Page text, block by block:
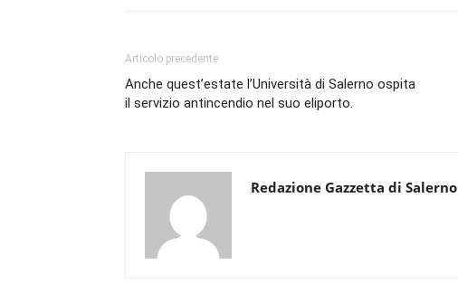
Articolo precedente
Anche quest’estate l’Università di Salerno ospita
il servizio antincendio nel suo eliporto.
Redazione Gazzetta di Salerno